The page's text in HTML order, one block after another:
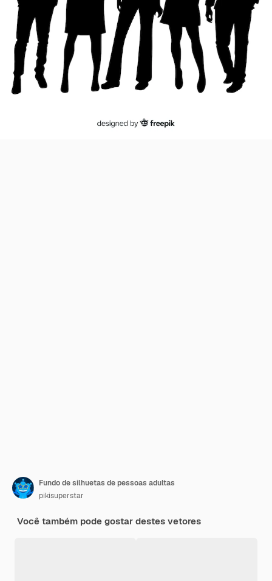
Fundo de silhuetas de pessoas adultas
pikisuperstar
Você também pode gostar destes vetores